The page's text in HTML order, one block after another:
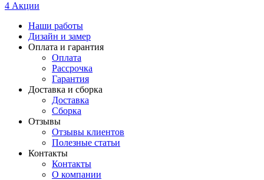
4 Акции
Наши работы
Дизайн и замер
Оплата и гарантия
Оплата
Рассрочка
Гарантия
Доставка и сборка
Доставка
Сборка
Отзывы
Отзывы клиентов
Полезные статьи
Контакты
Контакты
О компании